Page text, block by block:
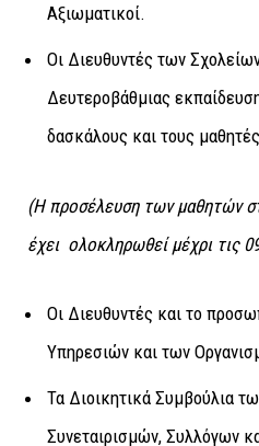
Αξιωματικοί.
Οι Διευθυντές των
Δευτεροβάθμιας
δασκάλους και τους
(Η προσέλευση των μαθητών
έχει ολοκληρωθεί μέχρι τις
Οι Διευθυντές και το
Υπηρεσιών και των
Τα Διοικητικά Συμβούλια
Συνεταιρισμών, Συλλόγων